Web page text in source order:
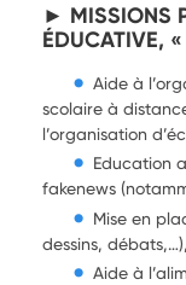
► MISSIONS
ÉDUCATIVE,
Aide à
scolaire à
l’organisation
Education
fakenews
Mise en
dessins, débats,…),
Aide à